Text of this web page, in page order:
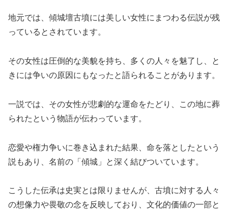
地元では、傾城壇古墳には美しい女性にまつわる伝説が残
っているとされています。
その女性は圧倒的な美貌を持ち、多くの人々を魅了し、と
きには争いの原因にもなったと語られることがあります。
一説では、その女性が悲劇的な運命をたどり、この地に葬
られたという物語が伝わっています。
恋愛や権力争いに巻き込まれた結果、命を落としたという
説もあり、名前の「傾城」と深く結びついています。
こうした伝承は史実とは限りませんが、古墳に対する人々
の想像力や畏敬の念を反映しており、文化的価値の一部と